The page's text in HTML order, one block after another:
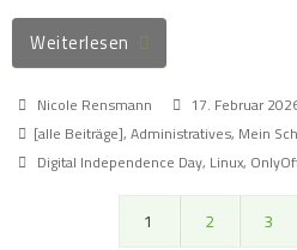
Weiterlesen
Nicole Rensmann
17. Februar
[alle Beiträge], Administratives, Mein
Digital Independence Day, Linux,
1 2 3